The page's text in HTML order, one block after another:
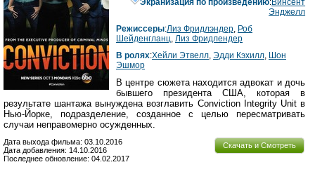
Экранизация по произведению:Винсент
Энджелл
Режиссеры:Лиз Фридлэндер, Роб
Шейденгланц, Лиз Фридлендер
В ролях:Хейли Этвелл, Эдди Кэхилл, Шон
Эшмор
В центре сюжета находится адвокат и дочь
бывшего президента США, которая в
результате шантажа вынуждена возглавить Conviction Integrity Unit в
Нью-Йорке, подразделение, созданное с целью пересматривать
случаи неправомерно осужденных.
Скачать и Смотреть
Дата выхода фильма: 03.10.2016
Дата добавления: 14.10.2016
Последнее обновление: 04.02.2017